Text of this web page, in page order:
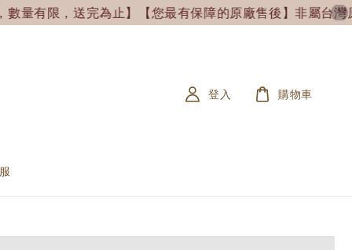
量有限，送完為止】【您最有保障的原廠售後】非屬台灣
登入 購物車